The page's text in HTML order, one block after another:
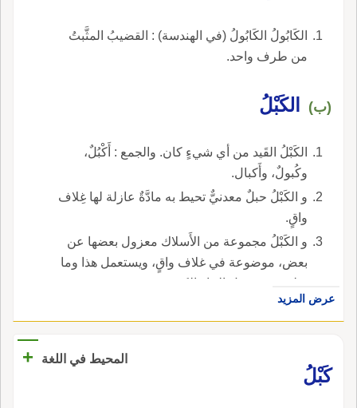
الكَابُولُ الكَابُولُ (في الهندسة) : القضيبُ المثَّبتُ
من طرف واحد.
(ب) الكَبْلُ
الكَبْلُ القَيد من أي شيءٍ كان. والجمع : أَكْبُلٌ،
وكُبولٌ، وأَكبال.
و الكَبْلُ حبلٌ معدنيٌّ تحيط به مادَّةٌ عازلة لها غِلاف
واقٍ.
و الكَبْلُ مجموعة من الأَسلاك معزول بعضها عن
بعض، موضوعة في غلاف واقٍ، ويستعمل هذا وما
قبله في توصيل التيار الكهربيّ.
عرض المزيد
المحيط في اللغة
+
كَبْلُ